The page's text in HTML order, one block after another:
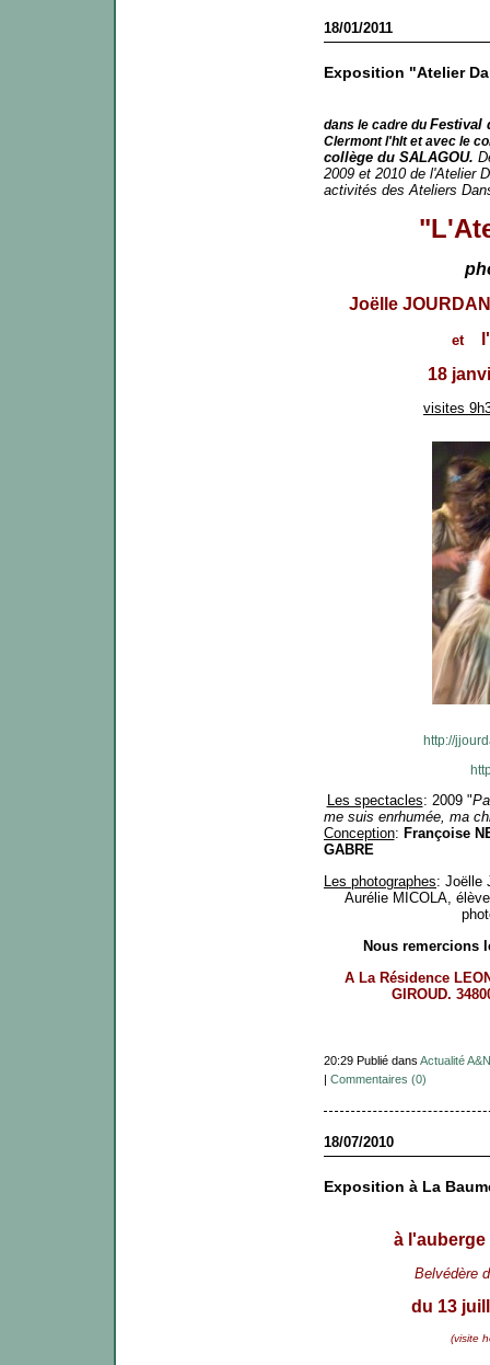
18/01/2011
Exposition "Atelier
dans le cadre du Festival
Clermont l'hlt et avec le
collège du SALAGOU.
2009 et 2010 de l'Atelier
activités des Ateliers
Joëlle
et
18
visites
http://
Les spectacles: 2009 "
me suis enrhumée, ma
Conception: Françoise
GABRE
Les photographes: Joëlle
Aurélie MICOLA,
Nous remercions
A La Résidence
GIROUD.
20:29 Publié dans Actualité A&N
| Commentaires (0)
18/07/2010
Exposition à La
à l'auberge
Belvédère
du 13
(visite